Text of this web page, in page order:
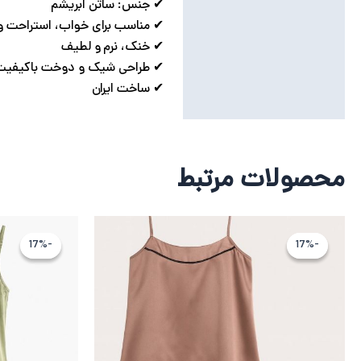
✔ جنس: ساتن ابریشم
✔ مناسب برای خواب، استراحت و
✔ خنک، نرم و لطیف
✔ طراحی شیک و دوخت
✔ ساخت ایران
محصولات مرتبط
-17%-17%
قیمت
اصلی
2,555,520 تومان
بود.
قیمت
است.
-17%-17%